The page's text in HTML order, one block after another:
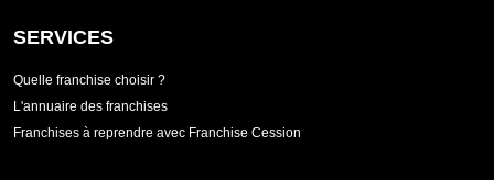
SERVICES
Quelle franchise choisir ?
L'annuaire des franchises
Franchises à reprendre avec Franchise Cession